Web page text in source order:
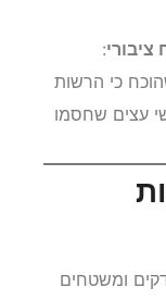
במקום
:
כי הרשות
עצים שחסמו